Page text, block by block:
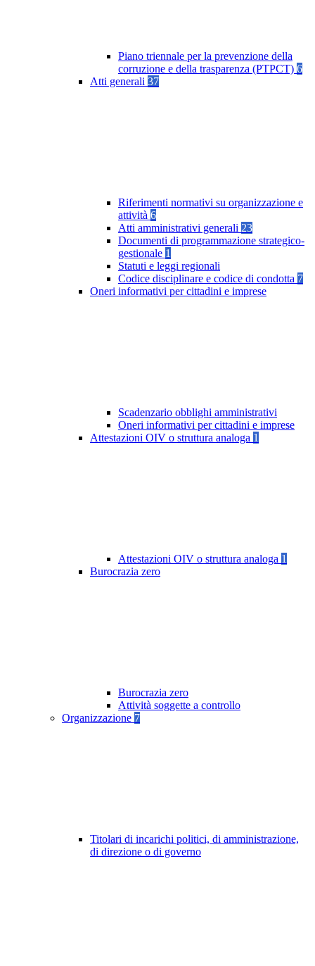
Piano triennale per la prevenzione della
corruzione e della trasparenza (PTPCT) 6
Atti generali 37
Riferimenti normativi su organizzazione e
attività 6
Atti amministrativi generali 23
Documenti di programmazione strategico-
gestionale 1
Statuti e leggi regionali
Codice disciplinare e codice di condotta 7
Oneri informativi per cittadini e imprese
Scadenzario obblighi amministrativi
Oneri informativi per cittadini e imprese
Attestazioni OIV o struttura analoga 1
Attestazioni OIV o struttura analoga 1
Burocrazia zero
Burocrazia zero
Attività soggette a controllo
Organizzazione 7
Titolari di incarichi politici, di amministrazione,
di direzione o di governo